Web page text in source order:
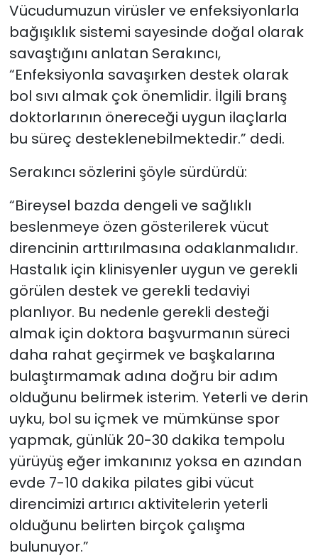
Vücudumuzun virüsler ve enfeksiyonlarla
bağışıklık sistemi sayesinde doğal olarak
savaştığını anlatan Serakıncı,
“Enfeksiyonla savaşırken destek olarak
bol sıvı almak çok önemlidir. İlgili branş
doktorlarının önereceği uygun ilaçlarla
bu süreç desteklenebilmektedir.” dedi.
Serakıncı sözlerini şöyle sürdürdü:
“Bireysel bazda dengeli ve sağlıklı
beslenmeye özen gösterilerek vücut
direncinin arttırılmasına odaklanmalıdır.
Hastalık için klinisyenler uygun ve gerekli
görülen destek ve gerekli tedaviyi
planlıyor. Bu nedenle gerekli desteği
almak için doktora başvurmanın süreci
daha rahat geçirmek ve başkalarına
bulaştırmamak adına doğru bir adım
olduğunu belirmek isterim. Yeterli ve derin
uyku, bol su içmek ve mümkünse spor
yapmak, günlük 20-30 dakika tempolu
yürüyüş eğer imkanınız yoksa en azından
evde 7-10 dakika pilates gibi vücut
direncimizi artırıcı aktivitelerin yeterli
olduğunu belirten birçok çalışma
bulunuyor.”